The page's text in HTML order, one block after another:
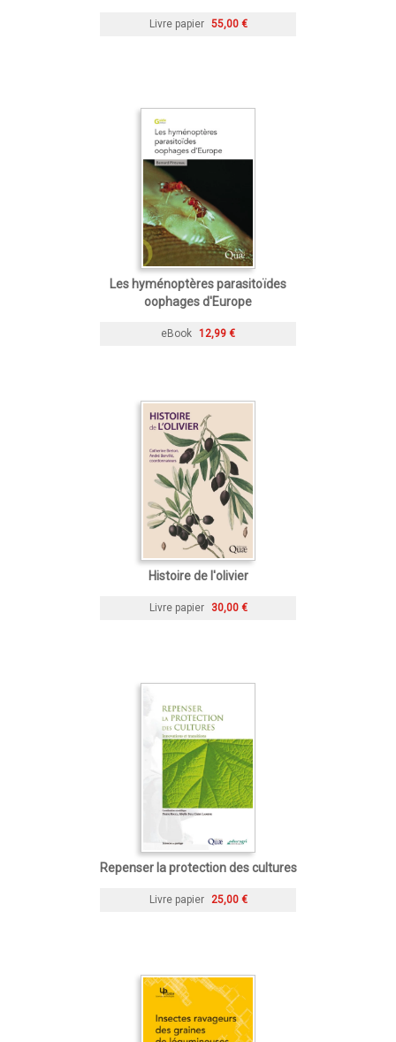
Livre papier 55,00 €
Les hyménoptères parasitoïdes
oophages d'Europe
eBook 12,99 €
Histoire de l'olivier
Livre papier 30,00 €
Repenser la protection des cultures
Livre papier 25,00 €